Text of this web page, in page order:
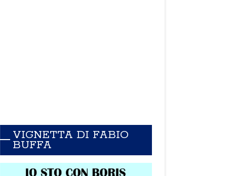
VIGNETTA DI FABIO
BUFFA